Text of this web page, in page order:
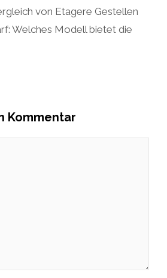
von Etagere Gestellen
Welches Modell bietet die
Kommentar